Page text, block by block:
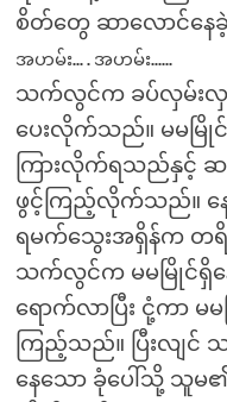
စိတ်တွေ ဆာလောင်နေ
အဟမ်း….အဟမ်း……
သက်လွင်က ခပ်လှမ်းလှမ်း
ပေးလိုက်သည်။ မမမ
ကြားလိုက်ရသည်နှင့် ဆ
ဖွင့်ကြည့်လိုက်သည်။ နေ
ရမက်သွေးအရှိန်က တ
သက်လွင်က မမမြိုင်ရှိန
ရောက်လာပြီး ငုံ့ကာ
ကြည့်သည်။ ပြီးလျ
နေသော ခုံပေါ်သို့ သူမ